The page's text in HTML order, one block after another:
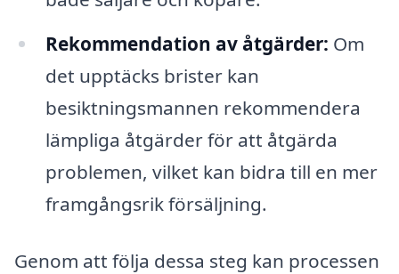
Rekommendation av åtgärder: Om
det upptäcks brister kan
besiktningsmannen rekommendera
lämpliga åtgärder för att åtgärda
problemen, vilket kan bidra till en mer
framgångsrik försäljning.
Genom att följa dessa steg kan processen